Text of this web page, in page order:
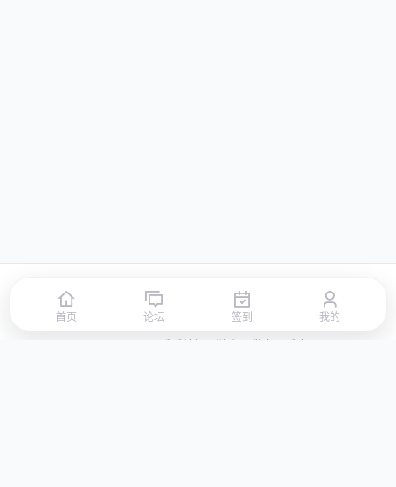
首页 签到 积分商城 站点地图
© 2026 LLBBS 乐乐论坛 · 独立开发者阿乐出品
首页 论坛 签到 我的